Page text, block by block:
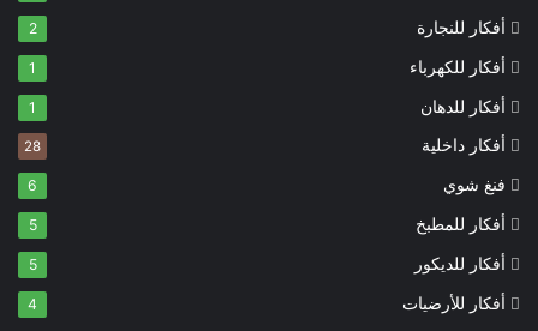
أفكار للنجارة 2
أفكار للكهرباء 1
أفكار للدهان 1
أفكار داخلية 28
فنغ شوي 6
أفكار للمطبخ 5
أفكار للديكور 5
أفكار للأرضيات 4